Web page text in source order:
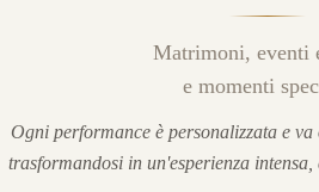
Matrimoni, eventi
e momenti
Ogni performance è personalizzata e va
trasformandosi in un'esperienza